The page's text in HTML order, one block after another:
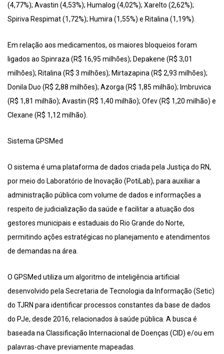
(4,77%); Avastin (4,53%); Humalog (4,02%); Xarelto (2,62%);
Spiriva Respimat (1,72%); Humira (1,55%) e Ritalina (1,19%).
Em relação aos medicamentos, os maiores bloqueios foram
ligados ao Spinraza (R$ 16,95 milhões); Depakene (R$ 3,01
milhões); Ritalina (R$ 3 milhões); Mirtazapina (R$ 2,93 milhões);
Donila Duo (R$ 2,88 milhões); Azorga (R$ 1,85 milhão); Imbruvica
(R$ 1,81 milhão); Avastin (R$ 1,40 milhão); Ofev (R$ 1,20 milhão) e
Clexane (R$ 1,12 milhão).
Sistema GPSMed
O sistema é uma plataforma de dados criada pela Justiça do RN,
por meio do Laboratório de Inovação (PotiLab), para auxiliar a
administração pública com volume de dados e informações a
respeito de judicialização da saúde e facilitar a atuação dos
gestores municipais e estaduais do Rio Grande do Norte,
permitindo ações estratégicas no planejamento e atendimentos
de demandas na área.
O GPSMed utiliza um algoritmo de inteligência artificial
desenvolvido pela Secretaria de Tecnologia da Informação (Setic)
do TJRN para identificar processos constantes da base de dados
do PJe, desde 2016, relacionados à saúde pública. A busca é
baseada na Classificação Internacional de Doenças (CID) e/ou em
palavras-chave previamente mapeadas.